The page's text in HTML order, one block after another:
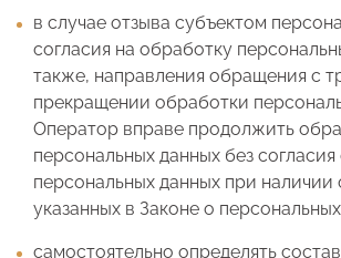
в случае отзыва субъектом
согласия на обработку
также, направления обращения с
прекращении обработки
Оператор вправе продолжить
персональных данных без согласия
персональных данных при наличии
указанных в Законе о
самостоятельно определять